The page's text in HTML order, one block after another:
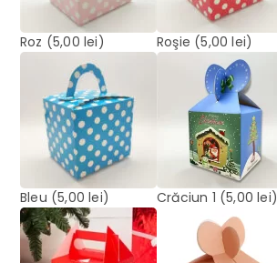
Roz (5,00 lei) Roşie (5,00 lei)
Bleu (5,00 lei) Crăciun 1 (5,00 lei)